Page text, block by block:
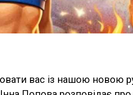
вас із нашою новою